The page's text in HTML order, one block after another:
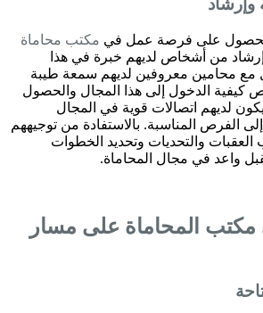
وإرشاد
للحصول على فرصة عمل في مكتب محاماة
من أشخاص لديهم خبرة في هذا
مع محامين معروفين لديهم سمعة طيبة
الدخول إلى هذا المجال والحصول
لديهم اتصالات قوية في المجال
الفرص المناسبة. بالاستفادة من توجيههم
والتحديات وتحديد الخطوات
واعد في مجال المحاماة.
مكتب المحاماة على مسار